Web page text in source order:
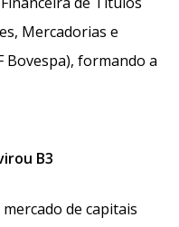
Mercadorias e
Bovespa), formando a
B3
de capitais